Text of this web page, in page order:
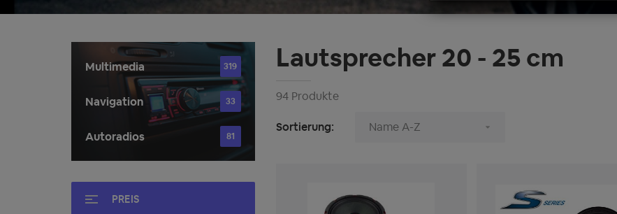
Multimedia 319
Navigation 33
Autoradios 81
PREIS
Lautsprecher 20 - 25 cm
94 Produkte
Sortierung: